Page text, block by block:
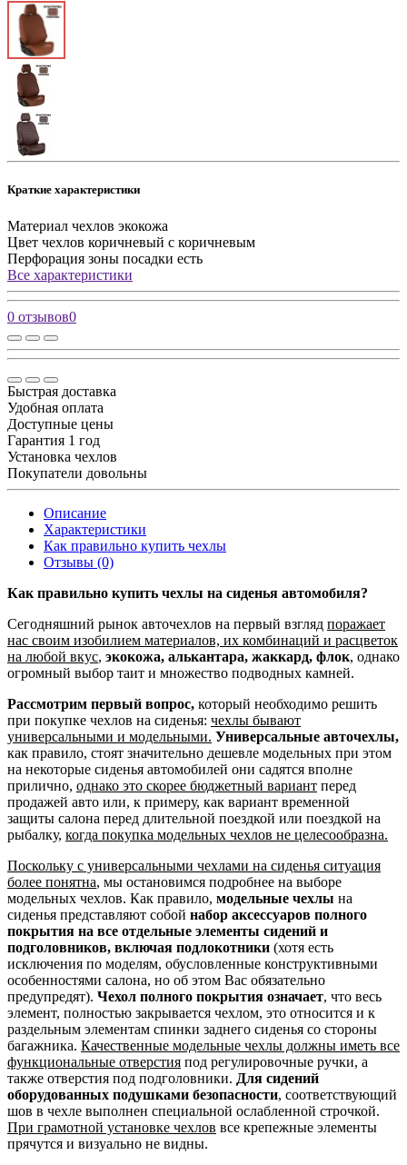
Краткие характеристики
Материал чехлов экокожа
Цвет чехлов коричневый с коричневым
Перфорация зоны посадки есть
Все характеристики
0 отзывов0
Быстрая доставка
Удобная оплата
Доступные цены
Гарантия 1 год
Установка чехлов
Покупатели довольны
Описание
Характеристики
Как правильно купить чехлы
Отзывы (0)
Как правильно купить чехлы на сиденья автомобиля?
Сегодняшний рынок авточехлов на первый взгляд поражает
нас своим изобилием материалов, их комбинаций и расцветок
на любой вкус, экокожа, алькантара, жаккард, флок, однако
огромный выбор таит и множество подводных камней.
Рассмотрим первый вопрос, который необходимо решить
при покупке чехлов на сиденья: чехлы бывают
универсальными и модельными. Универсальные авточехлы,
как правило, стоят значительно дешевле модельных при этом
на некоторые сиденья автомобилей они садятся вполне
прилично, однако это скорее бюджетный вариант перед
продажей авто или, к примеру, как вариант временной
защиты салона перед длительной поездкой или поездкой на
рыбалку, когда покупка модельных чехлов не целесообразна.
Поскольку с универсальными чехлами на сиденья ситуация
более понятна, мы остановимся подробнее на выборе
модельных чехлов. Как правило, модельные чехлы на
сиденья представляют собой набор аксессуаров полного
покрытия на все отдельные элементы сидений и
подголовников, включая подлокотники (хотя есть
исключения по моделям, обусловленные конструктивными
особенностями салона, но об этом Вас обязательно
предупредят). Чехол полного покрытия означает, что весь
элемент, полностью закрывается чехлом, это относится и к
раздельным элементам спинки заднего сиденья со стороны
багажника. Качественные модельные чехлы должны иметь все
функциональные отверстия под регулировочные ручки, а
также отверстия под подголовники. Для сидений
оборудованных подушками безопасности, соответствующий
шов в чехле выполнен специальной ослабленной строчкой.
При грамотной установке чехлов все крепежные элементы
прячутся и визуально не видны.